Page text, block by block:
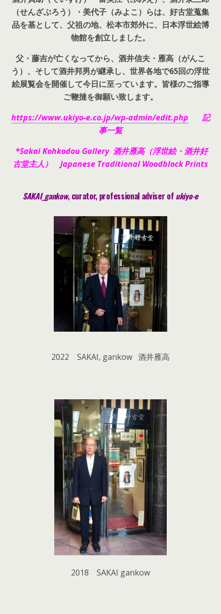
（せんざぶろう）・美代子（みよこ）らは、好古堂蒐集
品を基として、父祖の地、松本市郊外に、日本浮世絵博
物館を創立しました。
父・藤吉が亡くなってから、酒井信夫・雁高（がんこ
う）、そして酒井邦男が継承し、世界各地で65回の浮世
絵展覧会を開催して今日に至っています。皆様のご指導
ご鞭撻を御願い致します。
https://www.ukiyo-e.co.jp/wp-admin/edit.php 記
事一覧
*Sakai Kohkodou Gallery 酒井雁高（浮世絵・酒井好
古堂主人） Japanese Traditional Woodblock Prints
SAKAI_gankow, curator, professional adviser of ukiyo-e
2022 SAKAI, gankow 酒井雁高
2018 SAKAI gankow